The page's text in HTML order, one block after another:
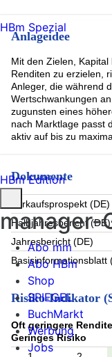
Nuscale Power
REDDIT INC
ServiceNow Inc
Johnson +
Vistra Corp
KEURIG DR
Abbvie Inc.
NEXTERA
Rest (21.58%)
Anlageidee
Mit den Zielen,
Renditen zu erzielen,
Anleger, die während
Wertschwankungen
zugunsten eines
nach Marktlage passt
aktiv auf bis zu
Dokumente
Verkaufsprospekt (DE)
Halbjahresbericht (DE)
Jahresbericht (DE)
Basisinformationsblatt
Risiko-Indikator
Oft geringere Rendite
Geringes Risiko
HBm Spezial
HBm Edition
manager-
Abo mm
Abo HBm
Shop
SPIEGEL
BuchMarkt
Werbung
Jobs